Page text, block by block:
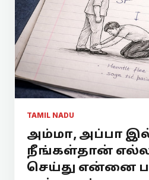
TAMIL NADU
அம்மா, அப்பா
நீங்கள்தான்
செய்து என்னை